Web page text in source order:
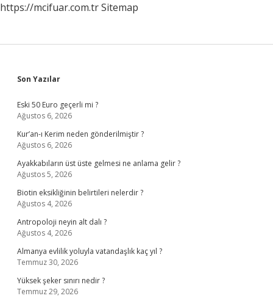
https://mcifuar.com.trSitemap
Sidebar
Son Yazılar
Eski 50 Euro geçerli mi ?
Ağustos 6, 2026
Kur’an-ı Kerim neden gönderilmiştir ?
Ağustos 6, 2026
Ayakkabıların üst üste gelmesi ne anlama gelir ?
Ağustos 5, 2026
Biotin eksikliğinin belirtileri nelerdir ?
Ağustos 4, 2026
Antropoloji neyin alt dalı ?
Ağustos 4, 2026
Almanya evlilik yoluyla vatandaşlık kaç yıl ?
Temmuz 30, 2026
Yüksek şeker sınırı nedir ?
Temmuz 29, 2026